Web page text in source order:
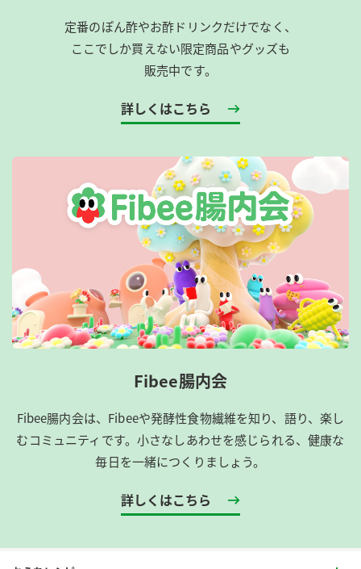
定番のぽん酢やお酢ドリンクだけでなく、
ここでしか買えない限定商品やグッズも
販売中です。
詳しくはこちら
Fibee腸内会
Fibee腸内会は、​Fibeeや発酵性食物繊維を知り、語り、楽し
むコミュニティです。​小さなしあわせを感じられる、健康な
毎日を一緒につくりましょう。
詳しくはこちら